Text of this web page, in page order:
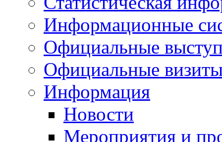
Информационные
Официальные
Официальные
Информация
Новости
Мероприятия и